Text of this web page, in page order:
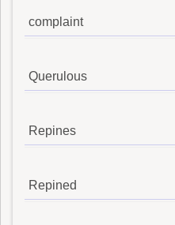
complaint
Querulous
Repines
Repined